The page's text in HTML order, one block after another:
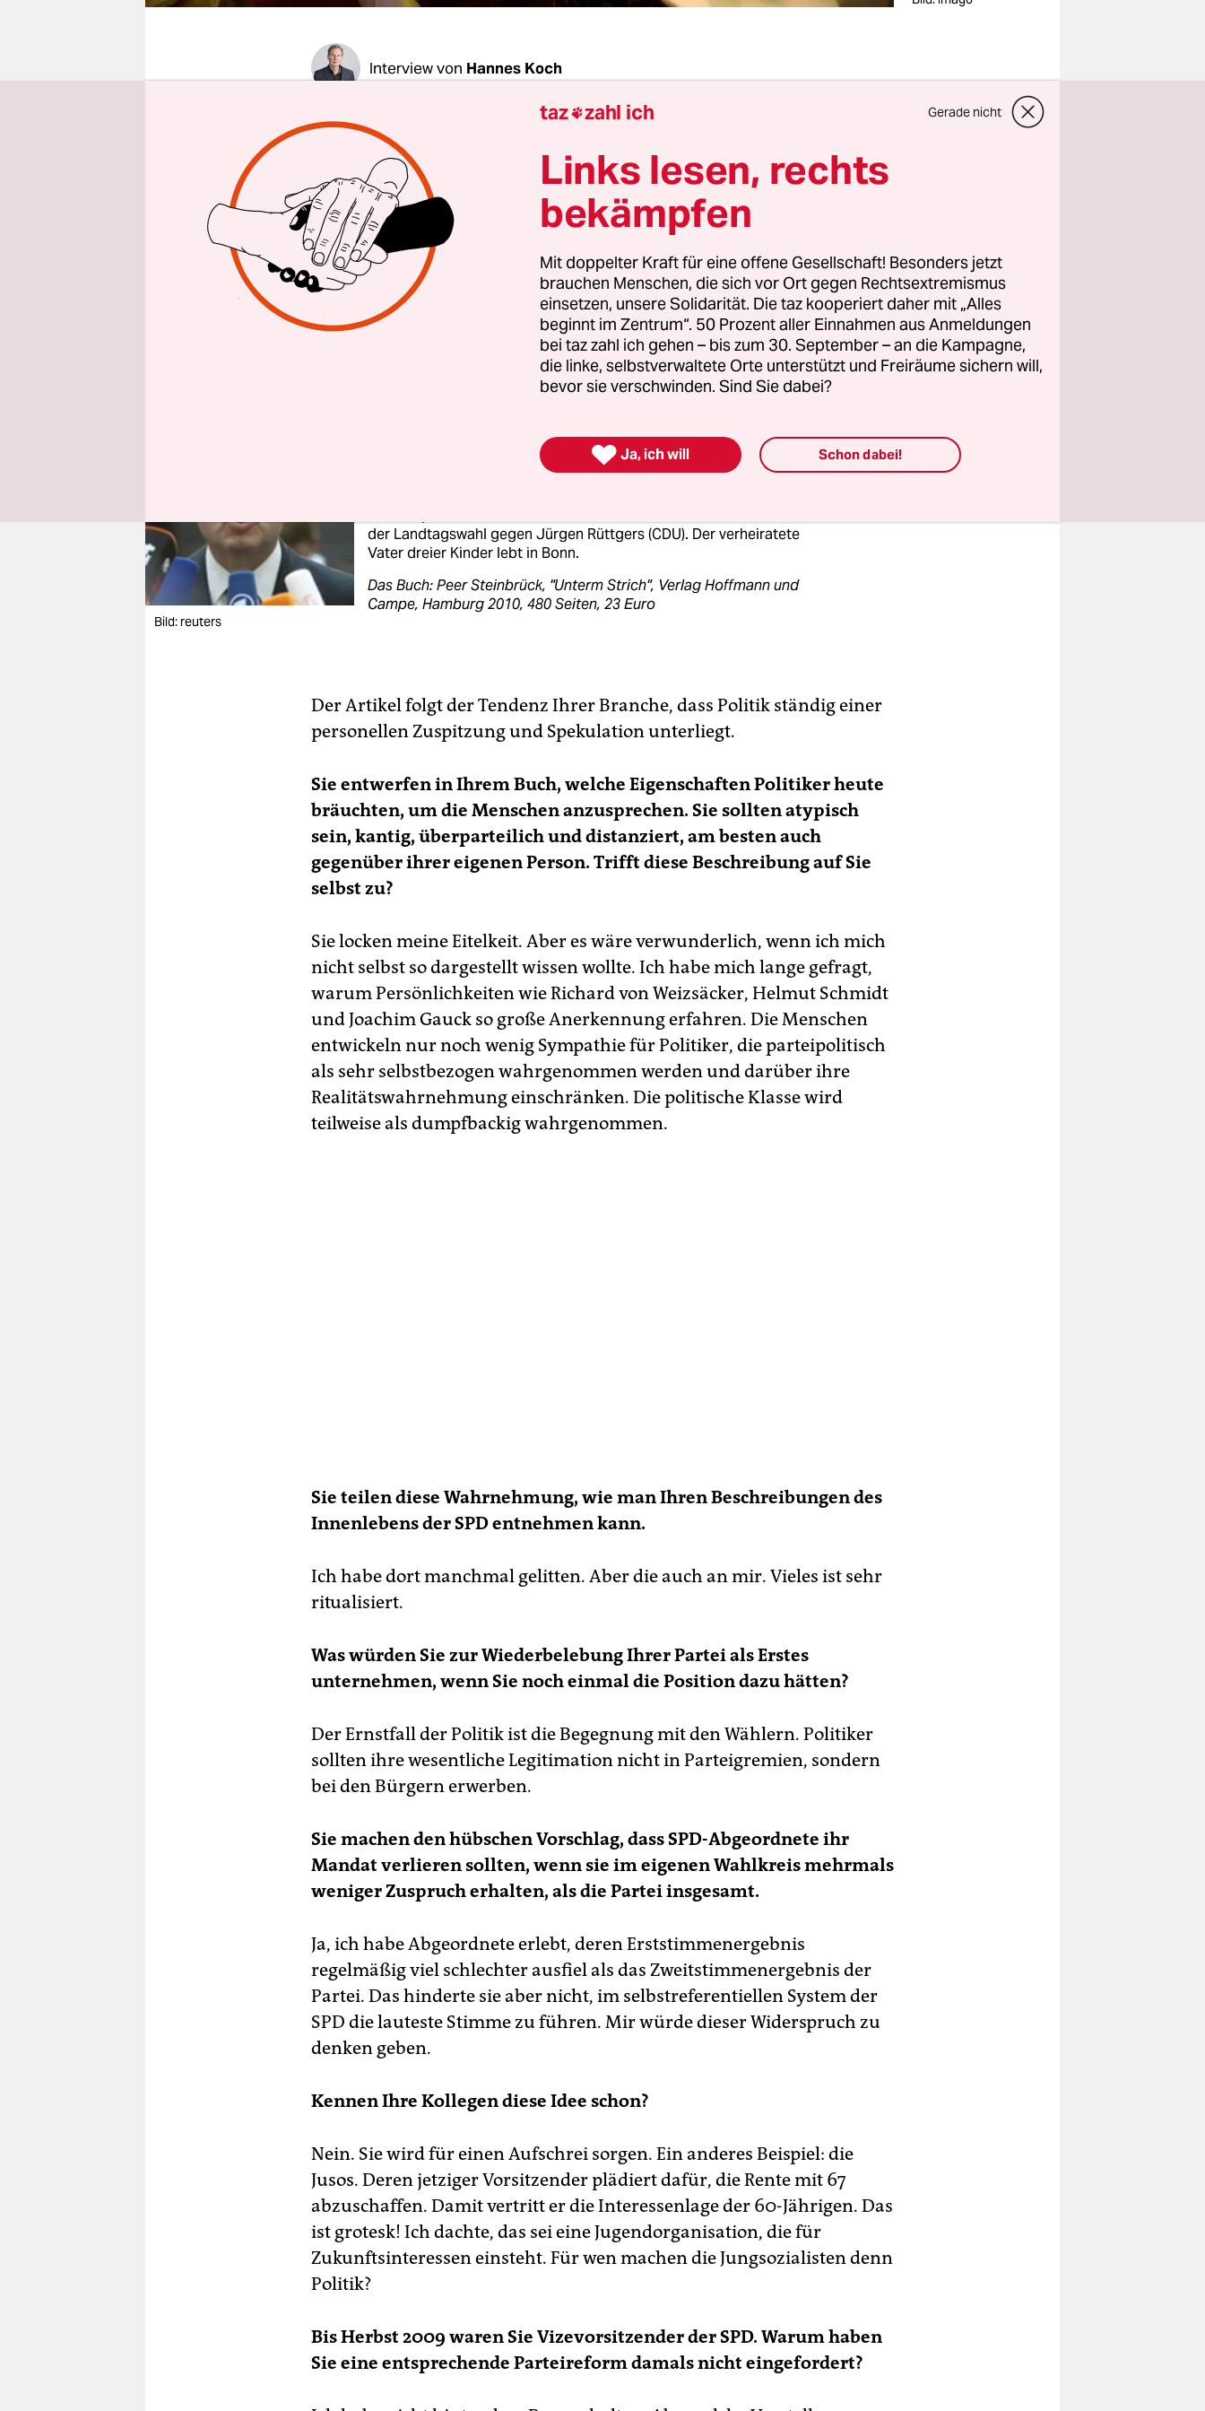
epaper login
Interview von Hannes Koch
taz: Herr Steinbrück, Ihr Buch "Unterm Strich" ist eine 500-Seiten-
Analyse über die Politik, die Deutschland eigentlich bräuchte.
Streben Sie noch einmal ein öffentliches Amt an?
Peer Steinbrück:
"Der Spiegel" hat Sie als möglichen Kanzlerkandidaten der SPD für
2013 ins Gespräch gebracht. Ist das kompletter Unfug?
Bild: reuters
, 63, ist Bundestagsabgeordneter der SPD. Von
2005 bis 2009 war er Bundesfinanzminister und Vizevorsitzender der
SPD. Zusammen mit Kanzlerin Angela Merkel (CDU) manövrierte er die
der Landtagswahl gegen Jürgen Rüttgers (CDU). Der verheiratete
Vater dreier Kinder lebt in Bonn.
Das Buch: Peer Steinbrück, "Unterm Strich", Verlag Hoffmann und
Campe, Hamburg 2010, 480 Seiten, 23 Euro
Der Artikel folgt der Tendenz Ihrer Branche, dass Politik ständig einer
personellen Zuspitzung und Spekulation unterliegt.
Sie entwerfen in Ihrem Buch, welche Eigenschaften Politiker heute
bräuchten, um die Menschen anzusprechen. Sie sollten atypisch
sein, kantig, überparteilich und distanziert, am besten auch
gegenüber ihrer eigenen Person. Trifft diese Beschreibung auf Sie
selbst zu?
Sie locken meine Eitelkeit. Aber es wäre verwunderlich, wenn ich mich
nicht selbst so dargestellt wissen wollte. Ich habe mich lange gefragt,
warum Persönlichkeiten wie Richard von Weizsäcker, Helmut Schmidt
und Joachim Gauck so große Anerkennung erfahren. Die Menschen
entwickeln nur noch wenig Sympathie für Politiker, die parteipolitisch
als sehr selbstbezogen wahrgenommen werden und darüber ihre
Realitätswahrnehmung einschränken. Die politische Klasse wird
teilweise als dumpfbackig wahrgenommen.
Sie teilen diese Wahrnehmung, wie man Ihren Beschreibungen des
Innenlebens der SPD entnehmen kann.
Ich habe dort manchmal gelitten. Aber die auch an mir. Vieles ist sehr
ritualisiert.
Was würden Sie zur Wiederbelebung Ihrer Partei als Erstes
unternehmen, wenn Sie noch einmal die Position dazu hätten?
Der Ernstfall der Politik ist die Begegnung mit den Wählern. Politiker
sollten ihre wesentliche Legitimation nicht in Parteigremien, sondern
bei den Bürgern erwerben.
Sie machen den hübschen Vorschlag, dass SPD-Abgeordnete ihr
Mandat verlieren sollten, wenn sie im eigenen Wahlkreis mehrmals
weniger Zuspruch erhalten, als die Partei insgesamt.
Ja, ich habe Abgeordnete erlebt, deren Erststimmenergebnis
regelmäßig viel schlechter ausfiel als das Zweitstimmenergebnis der
Partei. Das hinderte sie aber nicht, im selbstreferentiellen System der
SPD die lauteste Stimme zu führen. Mir würde dieser Widerspruch zu
denken geben.
Kennen Ihre Kollegen diese Idee schon?
Nein. Sie wird für einen Aufschrei sorgen. Ein anderes Beispiel: die
Jusos. Deren jetziger Vorsitzender plädiert dafür, die Rente mit 67
abzuschaffen. Damit vertritt er die Interessenlage der 60-Jährigen. Das
ist grotesk! Ich dachte, das sei eine Jugendorganisation, die für
Zukunftsinteressen einsteht. Für wen machen die Jungsozialisten denn
Politik?
Bis Herbst 2009 waren Sie Vizevorsitzender der SPD. Warum haben
Sie eine entsprechende Parteireform damals nicht eingefordert?
taz zahl ich Gerade nicht
Links lesen, rechts
bekämpfen
Mit doppelter Kraft für eine offene Gesellschaft! Besonders jetzt
brauchen Menschen, die sich vor Ort gegen Rechtsextremismus
einsetzen, unsere Solidarität. Die taz kooperiert daher mit „Alles
beginnt im Zentrum“. 50 Prozent aller Einnahmen aus Anmeldungen
bei taz zahl ich gehen – bis zum 30. September – an die Kampagne,
die linke, selbstverwaltete Orte unterstützt und Freiräume sichern will,
bevor sie verschwinden. Sind Sie dabei?
 Ja, ich will Schon dabei!